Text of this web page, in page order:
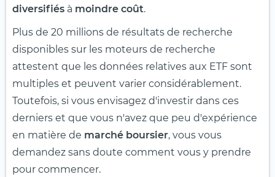
diversifiés à moindre coût.
Plus de 20 millions de résultats de recherche
disponibles sur les moteurs de recherche
attestent que les données relatives aux ETF sont
multiples et peuvent varier considérablement.
Toutefois, si vous envisagez d'investir dans ces
derniers et que vous n'avez que peu d'expérience
en matière de marché boursier, vous vous
demandez sans doute comment vous y prendre
pour commencer.